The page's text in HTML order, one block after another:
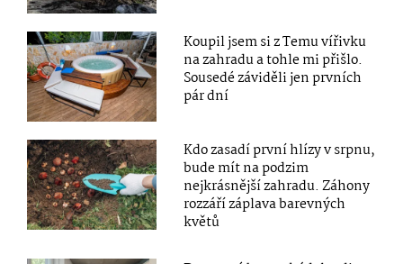
Koupil jsem si z Temu vířivku
na zahradu a tohle mi přišlo.
Sousedé záviděli jen prvních
pár dní
Kdo zasadí první hlízy v srpnu,
bude mít na podzim
nejkrásnější zahradu. Záhony
rozzáří záplava barevných
květů